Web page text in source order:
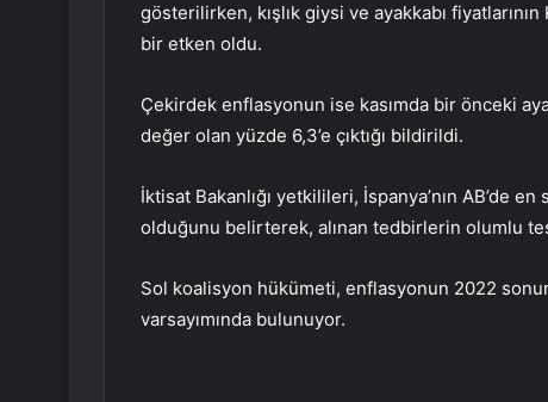
gösterilirken, kışlık giysi ve ayakkabı
bir etken oldu.
Çekirdek enflasyonun ise kasımda bir önceki
değer olan yüzde 6,3’e çıktığı bildirildi.
İktisat Bakanlığı yetkilileri, İspanya’nın AB’de
olduğunu belirterek, alınan tedbirlerin olumlu
Sol koalisyon hükümeti, enflasyonun 2022
varsayımında bulunuyor.